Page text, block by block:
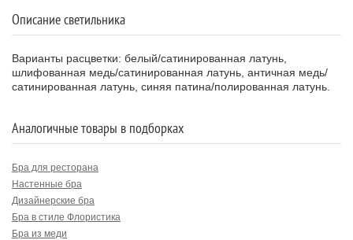
Описание светильника
Варианты расцветки: белый/сатинированная латунь,
шлифованная медь/сатинированная латунь, античная медь/
сатинированная латунь, синяя патина/полированная латунь.
Аналогичные товары в подборках
Бра для ресторана
Настенные бра
Дизайнерские бра
Бра в стиле Флористика
Бра из меди